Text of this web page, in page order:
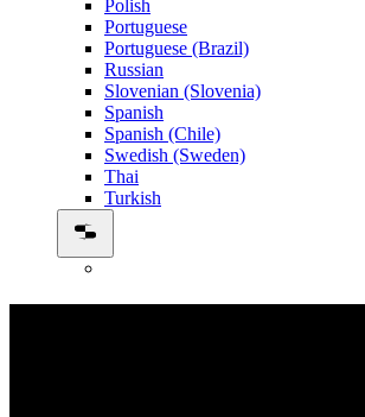
Polish
Portuguese
Portuguese (Brazil)
Russian
Slovenian (Slovenia)
Spanish
Spanish (Chile)
Swedish (Sweden)
Thai
Turkish